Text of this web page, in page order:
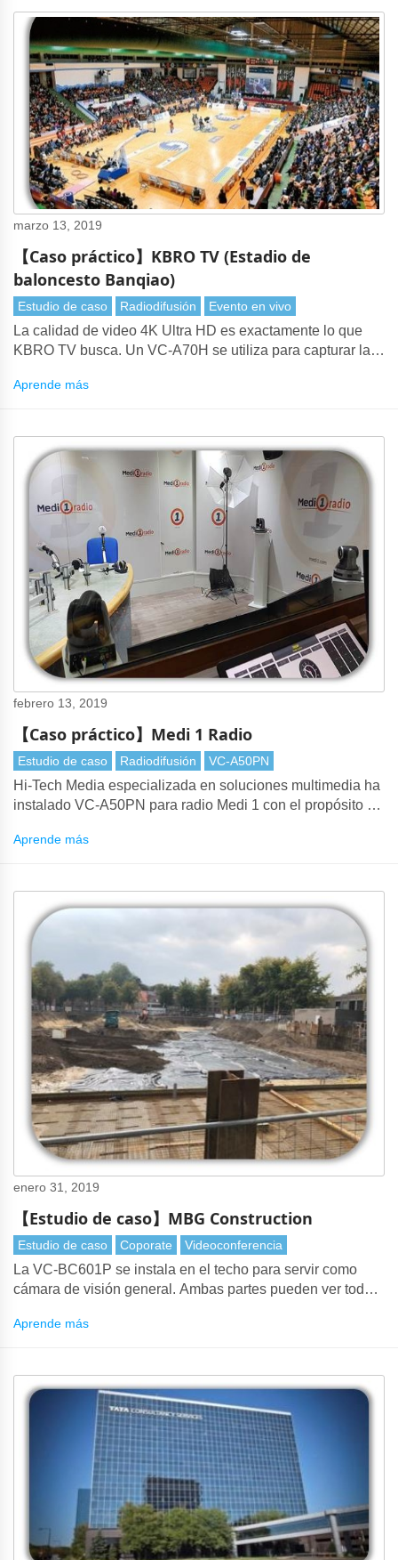
marzo 13, 2019
【Caso práctico】KBRO TV (Estadio de
baloncesto Banqiao)
Estudio de caso Radiodifusión Evento en vivo
La calidad de video 4K Ultra HD es exactamente lo que
KBRO TV busca. Un VC-A70H se utiliza para capturar las
jugadores en el campo de baloncesto.
Aprende más
febrero 13, 2019
【Caso práctico】Medi 1 Radio
Estudio de caso Radiodifusión VC-A50PN
Hi-Tech Media especializada en soluciones multimedia ha
instalado VC-A50PN para radio Medi 1 con el propósito de
Aprende más
enero 31, 2019
【Estudio de caso】MBG Construction
Estudio de caso Coporate Videoconferencia
La VC-BC601P se instala en el techo para servir como
cámara de visión general. Ambas partes pueden ver todo
con la pantalla plana interactiva.
Aprende más